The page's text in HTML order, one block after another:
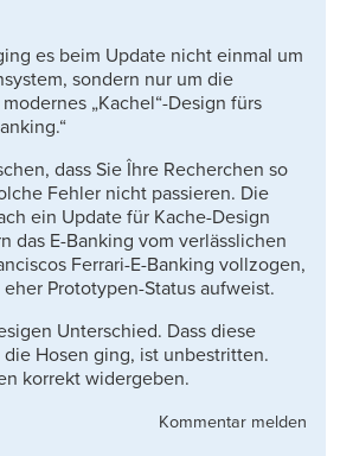
es beim Update nicht einmal um
sondern nur um die
„Kachel“-Design fürs
dass Sie Îhre Recherchen so
Fehler nicht passieren. Die
ein Update für Kache-Design
das E-Banking vom verlässlichen
Ferrari-E-Banking vollzogen,
Prototypen-Status aufweist.
Unterschied. Dass diese
Hosen ging, ist unbestritten.
korrekt widergeben.
Kommentar melden